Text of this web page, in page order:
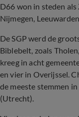
D66 won in steden
Nijmegen,
De SGP werd de
Biblebelt, zoals
kreeg in acht
en vier in Overijssel.
de meeste stemmen
(Utrecht).